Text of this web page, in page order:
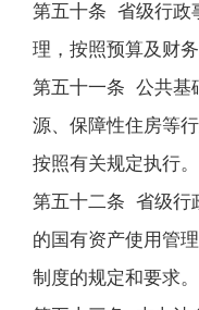
第五十条 省级行政
理，按照预算及财
第五十一条 公共基
源、保障性住房等
按照有关规定执行。
第五十二条 省级行
的国有资产使用管
制度的规定和要求。